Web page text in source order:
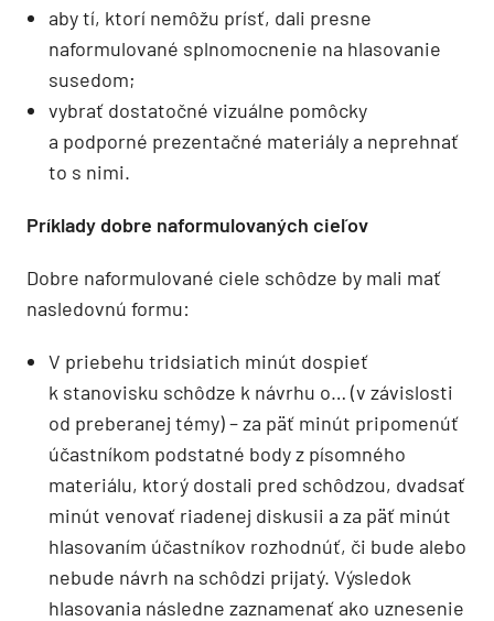
aby tí, ktorí nemôžu prísť, dali presne
naformulované splnomocnenie na hlasovanie
susedom;
vybrať dostatočné vizuálne pomôcky
a podporné prezentačné materiály a neprehnať
to s nimi.
Príklady dobre naformulovaných cieľov
Dobre naformulované ciele schôdze by mali mať
nasledovnú formu:
V priebehu tridsiatich minút dospieť
k stanovisku schôdze k návrhu o… (v závislosti
od preberanej témy) – za päť minút pripomenúť
účastníkom podstatné body z písomného
materiálu, ktorý dostali pred schôdzou, dvadsať
minút venovať riadenej diskusii a za päť minút
hlasovaním účastníkov rozhodnúť, či bude alebo
nebude návrh na schôdzi prijatý. Výsledok
hlasovania následne zaznamenať ako uznesenie